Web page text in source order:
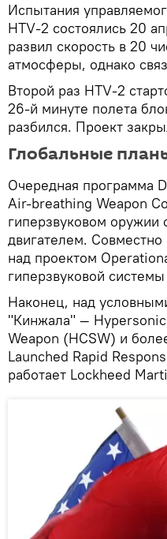
Испытания
HTV-2 состоялись 20
развил скорость в 20
атмосферы, однако
Второй раз HTV-2
26-й минуте полета
разбился. Проект
Глобальные
Очередная программа
Air-breathing Weapon
гиперзвуковом
двигателем.
над проектом
гиперзвуковой
Наконец, над
"Кинжала" —
Weapon (HCSW) и
Launched Rapid
работает Lockheed